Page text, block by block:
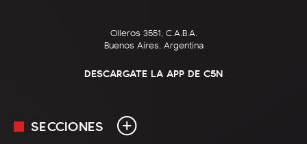
Olleros 3551, C.A.B.A.
Buenos Aires, Argentina
DESCARGATE LA APP DE C5N
SECCIONES